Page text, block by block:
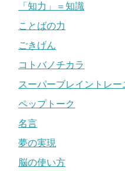
「知力」＝知識
ことばの力
ごきげん
コトバノチカラ
スーパーブレイントレー
ペップトーク
名言
夢の実現
脳の使い方